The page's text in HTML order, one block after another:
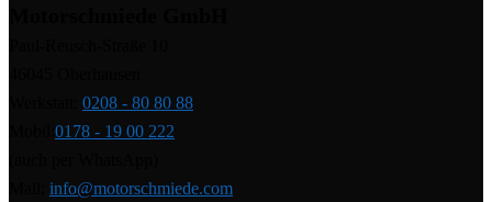
0208 - 80 80 88
0178 - 19 00 222
info@motorschmiede.com